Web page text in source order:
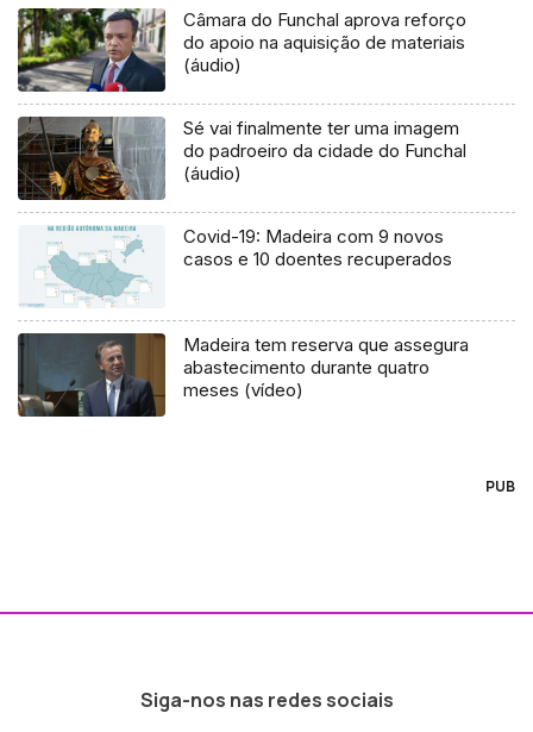
Câmara do Funchal aprova reforço
do apoio na aquisição de materiais
(áudio)
Sé vai finalmente ter uma imagem
do padroeiro da cidade do Funchal
(áudio)
Covid-19: Madeira com 9 novos
casos e 10 doentes recuperados
Madeira tem reserva que assegura
abastecimento durante quatro
meses (vídeo)
PUB
Siga-nos nas redes sociais